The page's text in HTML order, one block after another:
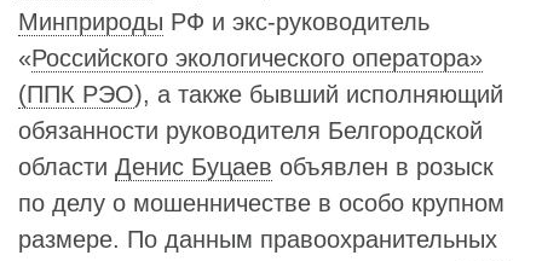
Минприроды РФ и экс-руководитель
«Российского экологического оператора»
(ППК РЭО), а также бывший исполняющий
обязанности руководителя Белгородской
области Денис Буцаев объявлен в розыск
по делу о мошенничестве в особо крупном
размере. По данным правоохранительных